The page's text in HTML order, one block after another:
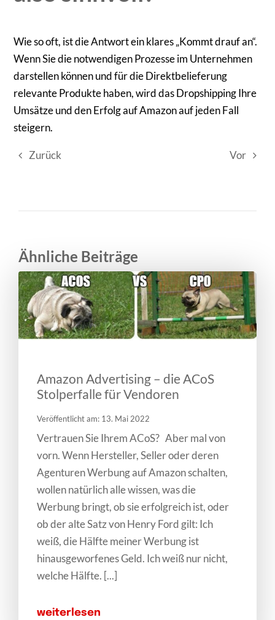
Wie so oft, ist die Antwort ein klares „Kommt drauf an“.
Wenn Sie die notwendigen Prozesse im Unternehmen
darstellen können und für die Direktbelieferung
relevante Produkte haben, wird das Dropshipping Ihre
Umsätze und den Erfolg auf Amazon auf jeden Fall
steigern.
Zurück Vor
Ähnliche Beiträge
Amazon Advertising – die ACoS
Stolperfalle für Vendoren
Veröffentlicht am: 13. Mai 2022
Vertrauen Sie Ihrem ACoS? Aber mal von
vorn. Wenn Hersteller, Seller oder deren
Agenturen Werbung auf Amazon schalten,
wollen natürlich alle wissen, was die
Werbung bringt, ob sie erfolgreich ist, oder
ob der alte Satz von Henry Ford gilt: Ich
weiß, die Hälfte meiner Werbung ist
hinausgeworfenes Geld. Ich weiß nur nicht,
welche Hälfte. [...]
weiterlesen